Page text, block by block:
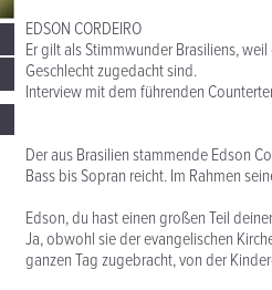
EDSON CORDEIRO
Er gilt als Stimmwunder Brasiliens,
Geschlecht zugedacht sind.
Interview mit dem führenden
Der aus Brasilien stammende Edson
Bass bis Sopran reicht. Im Rahmen
Edson, du hast einen großen Teil
Ja, obwohl sie der evangelischen
ganzen Tag zugebracht, von der